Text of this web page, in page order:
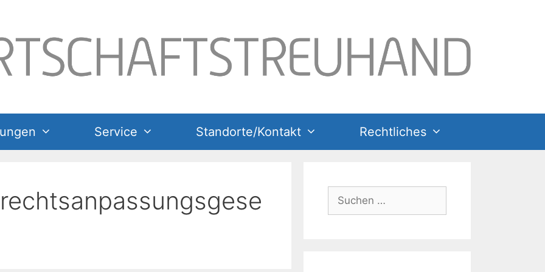
Service Standorte/Kontakt Rechtliches
nach: